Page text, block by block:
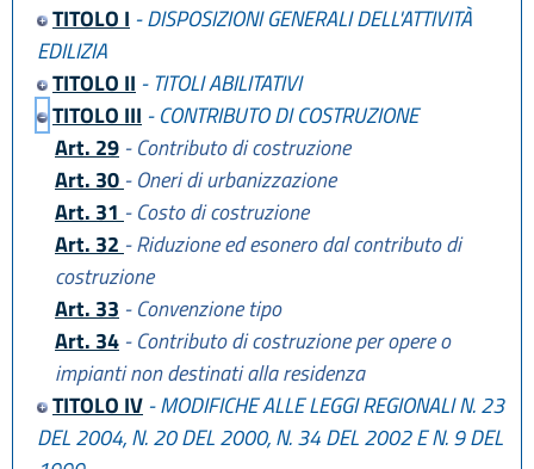
L.R. 3 agosto 2022, n. 11
L.R. 12 luglio 2023, n. 7
L.R. 28 dicembre 2023, n. 17
L.R. 14 giugno 2024, n. 7
L.R. 31 marzo 2025, n. 2
L.R. 25 luglio 2025, n. 5
L.R. 29 dicembre 2025, n. 11
TITOLO I - DISPOSIZIONI GENERALI DELL'ATTIVITÀ
EDILIZIA
TITOLO II - TITOLI ABILITATIVI
TITOLO III - CONTRIBUTO DI COSTRUZIONE
Art. 29 - Contributo di costruzione
Art. 30 - Oneri di urbanizzazione
Art. 31 - Costo di costruzione
Art. 32 - Riduzione ed esonero dal contributo di
costruzione
Art. 33 - Convenzione tipo
Art. 34 - Contributo di costruzione per opere o
impianti non destinati alla residenza
TITOLO IV- MODIFICHE ALLE LEGGI REGIONALI N. 23
DEL 2004, N. 20 DEL 2000, N. 34 DEL 2002 E N. 9 DEL